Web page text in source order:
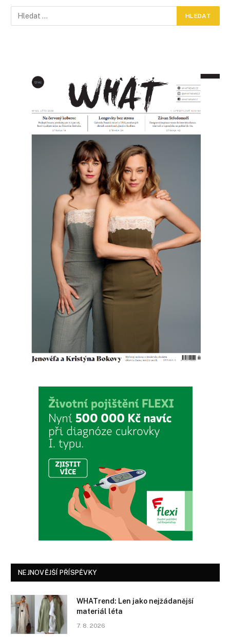
NEJNOVĚJŠÍ PŘÍSPĚVKY
WHATrend: Len jako nejžádanější
materiál léta
7. 8. 2026